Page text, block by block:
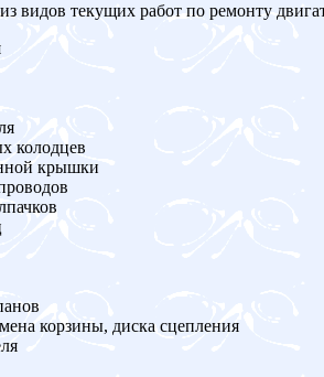
видов текущих работ по ремонту
колодцев
крышки
корзины, диска сцепления